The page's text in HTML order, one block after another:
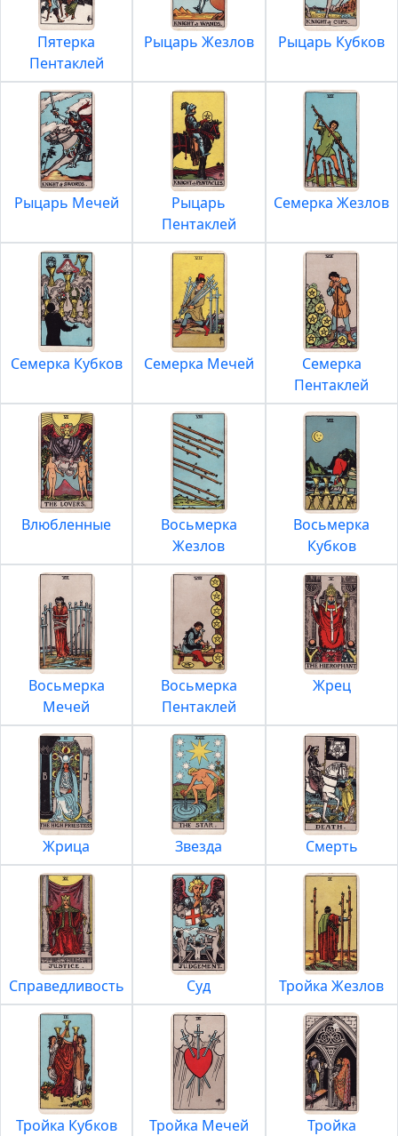
Пятерка
Пентаклей
Рыцарь Жезлов Рыцарь Кубков
Рыцарь Мечей
Рыцарь
Пентаклей
Семерка Жезлов
Семерка Кубков Семерка Мечей
Семерка
Пентаклей
Влюбленные
Восьмерка
Жезлов
Восьмерка
Кубков
Восьмерка
Мечей
Восьмерка
Пентаклей
Жрец
Жрица Звезда Смерть
Справедливость Суд Тройка Жезлов
Тройка Кубков Тройка Мечей
Тройка